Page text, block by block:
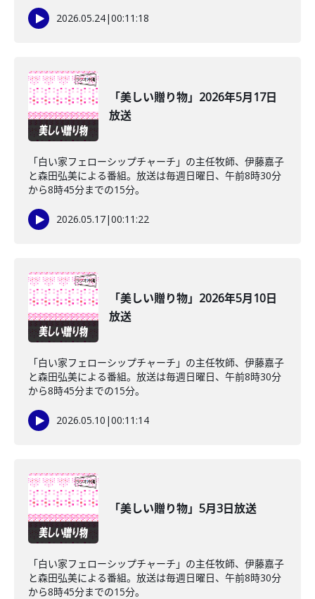
2026.05.24|00:11:18
「美しい贈り物」2026年5月17日
放送
「白い家フェローシップチャーチ」の主任牧師、伊藤嘉子
と森田弘美による番組。放送は毎週日曜日、午前8時30分
から8時45分までの15分。
2026.05.17|00:11:22
「美しい贈り物」2026年5月10日
放送
「白い家フェローシップチャーチ」の主任牧師、伊藤嘉子
と森田弘美による番組。放送は毎週日曜日、午前8時30分
から8時45分までの15分。
2026.05.10 |00:11:14
「美しい贈り物」5月3日放送
「白い家フェローシップチャーチ」の主任牧師、伊藤嘉子
と森田弘美による番組。放送は毎週日曜日、午前8時30分
から8時45分までの15分。